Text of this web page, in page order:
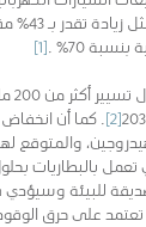
سيارة في
70٪ .
[1]
[2] . كما أن انخفاض
والمتوقع
بالبطاريات بحلول
للبيئة
تعتمد على حرق